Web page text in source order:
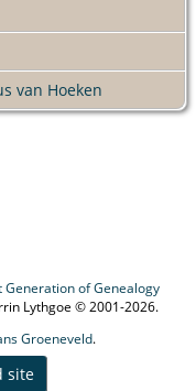
van Hoeken
Generation of Genealogy
Lythgoe © 2001-2026.
Groeneveld.
site